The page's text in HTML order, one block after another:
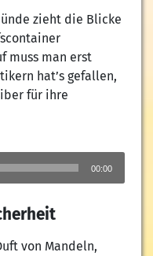
zieht die Blicke
muss man erst
hat’s gefallen,
für ihre
00:00
von Mandeln,